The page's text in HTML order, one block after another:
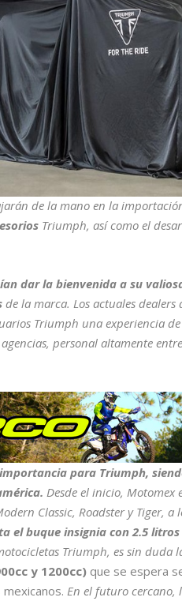
de la mano en la
Triumph, así como el
dar la bienvenida a su
de la marca. Los actuales
Triumph una experiencia
personal altamente
para Triumph,
Desde el inicio, Motomex
Classic, Roadster y Tiger, a
el buque insignia con 2.5
Triumph, es sin duda
y 1200cc) que se espera
En el futuro cercano,